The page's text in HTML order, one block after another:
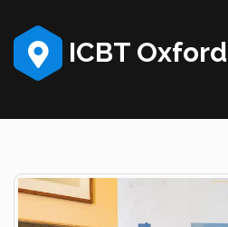
ICBT Oxford